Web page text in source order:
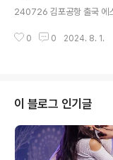
240726 김포공항 출국 에
0 0 2024. 8. 1.
이 블로그 인기글